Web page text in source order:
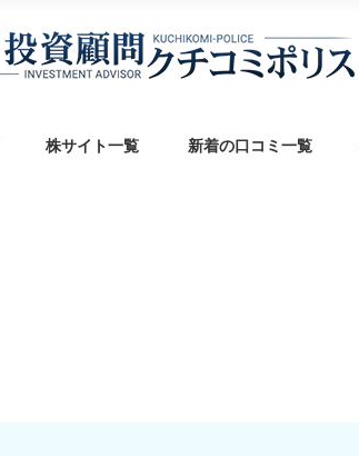
株サイト一覧 新着の口コミ一覧